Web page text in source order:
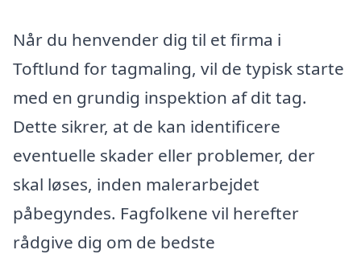
Når du henvender dig til et firma i
Toftlund for tagmaling, vil de typisk starte
med en grundig inspektion af dit tag.
Dette sikrer, at de kan identificere
eventuelle skader eller problemer, der
skal løses, inden malerarbejdet
påbegyndes. Fagfolkene vil herefter
rådgive dig om de bedste